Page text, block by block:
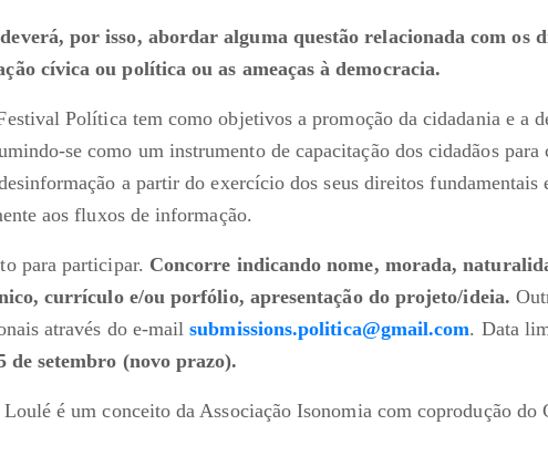
por isso, abordar alguma questão relacionada com os
cívica ou política ou as ameaças à democracia.
Política tem como objetivos a promoção da cidadania e a
se como um instrumento de capacitação dos cidadãos para
a partir do exercício dos seus direitos fundamentais
aos fluxos de informação.
para participar. Concorre indicando nome, morada,
currículo e/ou porfólio, apresentação do projeto/ideia.
através do e-mailsubmissions.politica@gmail.com. Data
de setembro (novo prazo).
é um conceito da Associação Isonomia com coprodução do